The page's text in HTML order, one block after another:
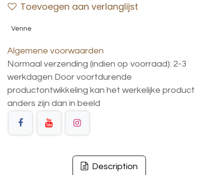
Toevoegen aan verlanglijst
Venne
Algemene voorwaarden
Normaal verzending (indien op voorraad): 2-3
werkdagen Door voortdurende
productontwikkeling kan het werkelijke product
anders zijn dan in beeld
Description